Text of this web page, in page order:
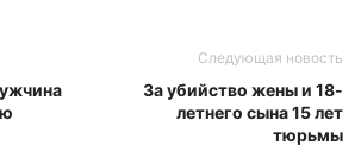
Следующая новость
За убийство жены и 18-
летнего сына 15 лет
тюрьмы